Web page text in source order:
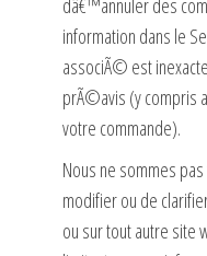
dâ€™annuler des
information dans le
associÃ© est
prÃ©avis (y compris
votre commande).
Nous ne sommes
modifier ou de
ou sur tout autre site